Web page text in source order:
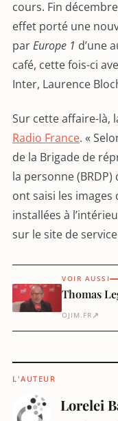
cours. Fin
effet porté une
parEurope 1 d’une
café, cette fois-ci
Inter, Laurence
Sur cette affaire-là,
Radio France. «
de la Brigade de
la personne
ont saisi les images
installées à
sur le site de
VOIR AUSSI
Thomas
OJIM.FR ↗
L'AUTEUR
Lorelei